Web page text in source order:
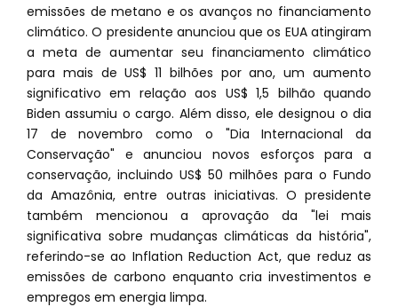
emissões de metano e os avanços no financiamento
climático. O presidente anunciou que os EUA atingiram
a meta de aumentar seu financiamento climático
para mais de US$ 11 bilhões por ano, um aumento
significativo em relação aos US$ 1,5 bilhão quando
Biden assumiu o cargo. Além disso, ele designou o dia
17 de novembro como o "Dia Internacional da
Conservação" e anunciou novos esforços para a
conservação, incluindo US$ 50 milhões para o Fundo
da Amazônia, entre outras iniciativas. O presidente
também mencionou a aprovação da "lei mais
significativa sobre mudanças climáticas da história",
referindo-se ao Inflation Reduction Act, que reduz as
emissões de carbono enquanto cria investimentos e
empregos em energia limpa.